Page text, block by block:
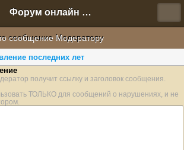
Форум онлайн игры "Новая Эра" (Нюра Биз)
сообщение Модератору
последних лет
получит ссылку и заголовок сообщения.
ТОЛЬКО для сообщений о нарушениях, и не